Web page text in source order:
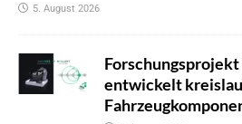
5. August 2026
Forschungsprojekt
entwickelt